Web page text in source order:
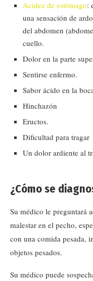
Acidez de estómago:
una sensación de
del abdomen
cuello.
Dolor en la parte
Sentirse enfermo.
Sabor ácido en la
Hinchazón
Eructos.
Dificultad para tragar
Un dolor ardiente al
¿Cómo se
Su médico le preguntará
malestar en el pecho,
con una comida pesada,
objetos pesados.
Su médico puede